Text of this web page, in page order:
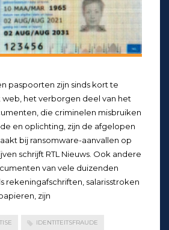
paspoorten zijn sinds kort te
het verborgen deel van het
die criminelen misbruiken
en oplichting, zijn de afgelopen
bij ransomware-aanvallen op
schrijft RTL Nieuws. Ook andere
van vele duizenden
rekeningafschriften, salarisstroken
zijn
IDENTITEITSFRAUDE